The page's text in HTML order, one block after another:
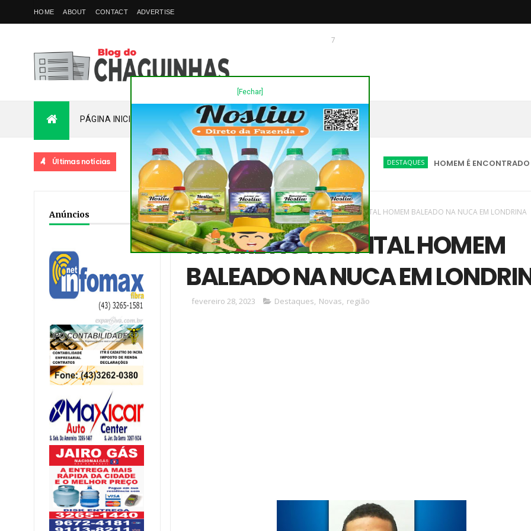
[Fechar]
HOME ABOUT CONTACT ADVERTISE
7
PÁGINA INICIAL PLANTÃO FALE COM O CHAGUINHAS
Últimas notícias DESTAQUES HOMEM É ENCONTRADO MORTO
Anúncios Home/Destaques/Novas/região/MORRE NO HOSPITAL HOMEM BALEADO NA NUCA EM LONDRINA
MORRE NO HOSPITAL HOMEM
BALEADO NA NUCA EM
fevereiro 28, 2023 Destaques, Novas, região